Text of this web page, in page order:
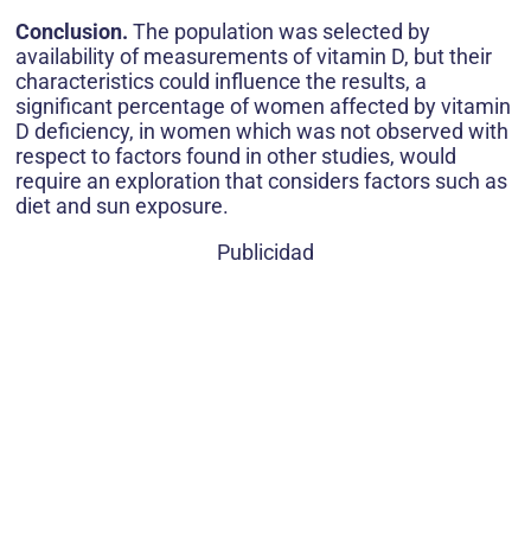
Conclusion. The population was selected by
availability of measurements of vitamin D, but their
characteristics could influence the results, a
significant percentage of women affected by vitamin
D deficiency, in women which was not observed with
respect to factors found in other studies, would
require an exploration that considers factors such as
diet and sun exposure.
Publicidad